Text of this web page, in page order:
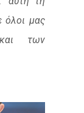
όλοι μας
των